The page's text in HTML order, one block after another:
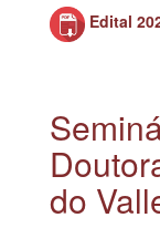
Edital
do